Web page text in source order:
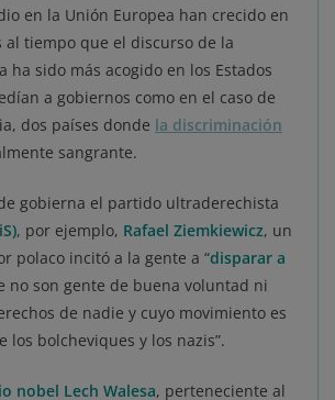
en la Unión Europea han crecido en
al tiempo que el discurso de la
ha sido más acogido en los Estados
a gobiernos como en el caso de
dos países donde la discriminación
sangrante.
gobierna el partido ultraderechista
, por ejemplo, Rafael Ziemkiewicz, un
polaco incitó a la gente a “disparar a
no son gente de buena voluntad ni
de nadie y cuyo movimiento es
los bolcheviques y los nazis”.
nobel Lech Walesa, perteneciente al